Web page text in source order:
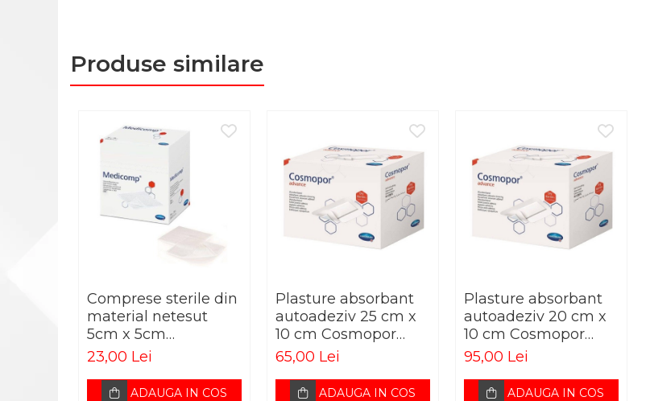
PERNE ORTOPEDICE
PRODUSE ABENA
SCAUNE DE DUS
SCAUNE DE TOALETA
COMPRESE STERILE
FASA ELASTICA
FASA GHIPSATA
Produse similare
Comprese sterile din
material netesut
5cm x 5cm
Medicomp Extra
23,00 Lei
ADAUGA IN COS
Plasture absorbant
autoadeziv 25 cm x
10 cm Cosmopor
Advance
65,00 Lei
ADAUGA IN COS
Plasture absorbant
autoadeziv 20 cm x
10 cm Cosmopor
Advance
95,00 Lei
ADAUGA IN COS